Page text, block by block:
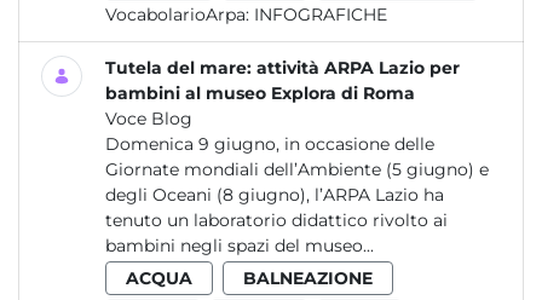
VocabolarioArpa: INFOGRAFICHE
Tutela del mare: attività ARPA Lazio per
bambini al museo Explora di Roma
Voce Blog
Domenica 9 giugno, in occasione delle
Giornate mondiali dell’Ambiente (5 giugno) e
degli Oceani (8 giugno), l’ARPA Lazio ha
tenuto un laboratorio didattico rivolto ai
bambini negli spazi del museo...
ACQUA
BALNEAZIONE